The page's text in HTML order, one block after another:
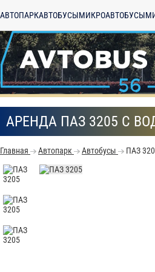
АВТОПАРКАВТОБУСЫМИКРОАВТОБУСЫ
АРЕНДА ПАЗ 3205 С
Главная Автопарк Автобусы ПАЗ